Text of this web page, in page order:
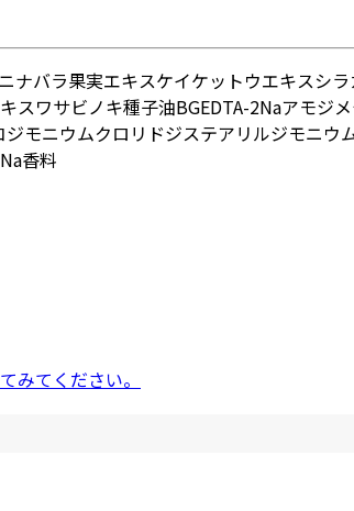
ナバラ果実エキスケイケットウエキスシ
スワサビノキ種子油BGEDTA-2Naアモジ
ジモニウムクロリドジステアリルジモニウ
香料
みてください。